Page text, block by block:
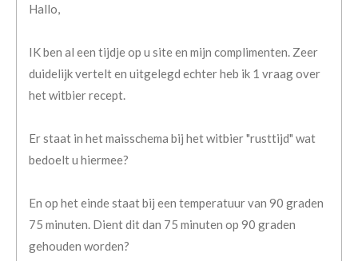
Hallo,
IK ben al een tijdje op u site en mijn complimenten. Zeer
duidelijk vertelt en uitgelegd echter heb ik 1 vraag over
het witbier recept.
Er staat in het maisschema bij het witbier "rusttijd" wat
bedoelt u hiermee?
En op het einde staat bij een temperatuur van 90 graden
75 minuten. Dient dit dan 75 minuten op 90 graden
gehouden worden?